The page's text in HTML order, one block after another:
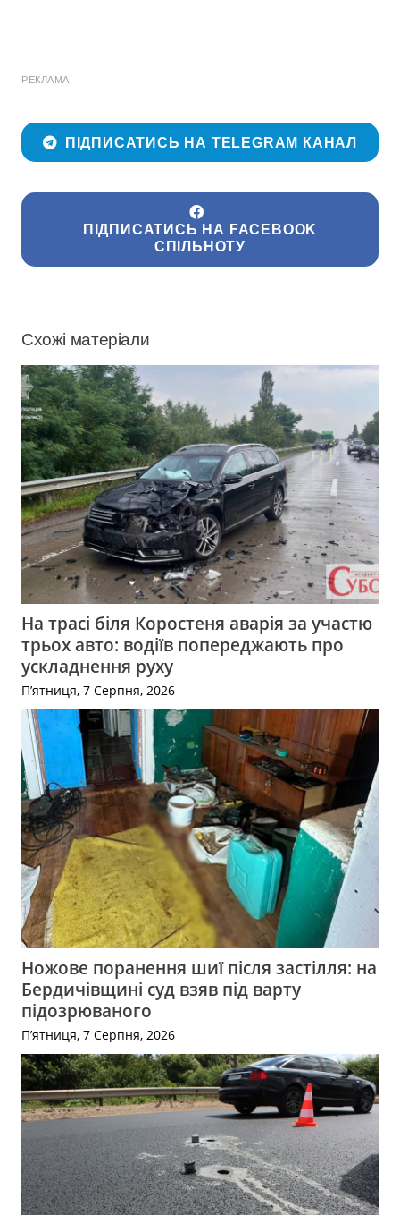
РЕКЛАМА
ПІДПИСАТИСЬ НА TELEGRAM КАНАЛ
ПІДПИСАТИСЬ НА FACEBOOK
СПІЛЬНОТУ
Схожі матеріали
На трасі біля Коростеня аварія за участю
трьох авто: водіїв попереджають про
ускладнення руху
П’ятниця, 7 Серпня, 2026
Ножове поранення шиї після застілля: на
Бердичівщині суд взяв під варту
підозрюваного
П’ятниця, 7 Серпня, 2026